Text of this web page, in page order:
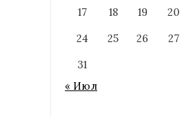
17
18 19 20
24
25 26 27
31
« Июл